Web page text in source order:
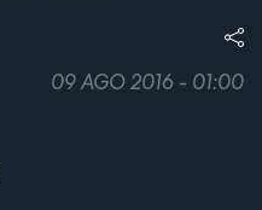
09 AGO 2016 - 01:00